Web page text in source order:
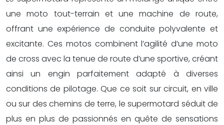
une moto tout-terrain et une machine de route,
offrant une expérience de conduite polyvalente et
excitante. Ces motos combinent l’agilité d’une moto
de cross avec la tenue de route d’une sportive, créant
ainsi un engin parfaitement adapté à diverses
conditions de pilotage. Que ce soit sur circuit, en ville
ou sur des chemins de terre, le supermotard séduit de
plus en plus de passionnés en quête de sensations